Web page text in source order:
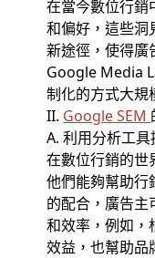
在當今數位行銷
和偏好，這些洞
新途徑，使得廣
Google Media
制化的方式大規
II. Google SEM
A. 利用分析工
在數位行銷的
他們能夠幫助
的配合，廣告主
和效率，例如，
效益，也幫助品